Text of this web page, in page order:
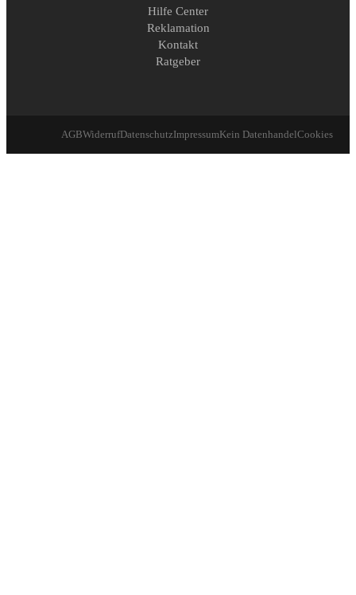
Hilfe Center
Reklamation
Kontakt
Ratgeber
AGBWiderrufDatenschutzImpressumKein DatenhandelCookies